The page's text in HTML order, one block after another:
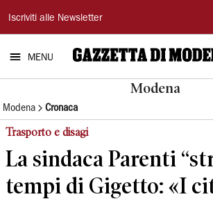
Gazzetta
di
Modena
Iscriviti alle Newsletter
MENU
Modena
Modena Cronaca
Trasporto e disagi
La sindaca Parenti
tempi di Gigetto: «I